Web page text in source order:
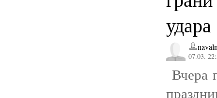
удара
07.03.
Вчера